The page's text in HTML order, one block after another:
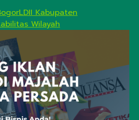
LDII Kabupaten
Wilayah